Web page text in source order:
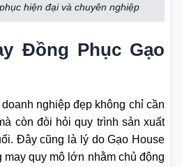
hiện đại và chuyên nghiệp
Đồng Phục Gạo
nghiệp đẹp không chỉ cần
còn đòi hỏi quy trình sản xuất
Đây cũng là lý do Gạo House
quy mô lớn nhằm chủ động